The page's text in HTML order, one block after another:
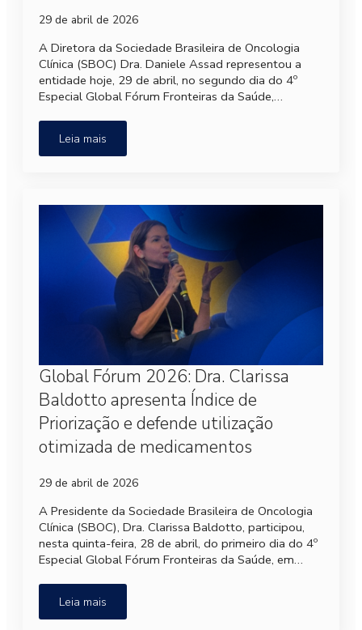
29 de abril de 2026
A Diretora da Sociedade Brasileira de Oncologia
Clínica (SBOC) Dra. Daniele Assad representou a
entidade hoje, 29 de abril, no segundo dia do 4º
Especial Global Fórum Fronteiras da Saúde,…
Leia mais
Global Fórum 2026: Dra. Clarissa
Baldotto apresenta Índice de
Priorização e defende utilização
otimizada de medicamentos
29 de abril de 2026
A Presidente da Sociedade Brasileira de Oncologia
Clínica (SBOC), Dra. Clarissa Baldotto, participou,
nesta quinta-feira, 28 de abril, do primeiro dia do 4º
Especial Global Fórum Fronteiras da Saúde, em…
Leia mais